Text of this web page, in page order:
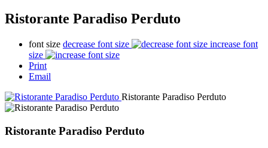
Ristorante Paradiso Perduto
font size decrease font size
increase font
size
Print
Email
Ristorante Paradiso Perduto
Ristorante Paradiso Perduto